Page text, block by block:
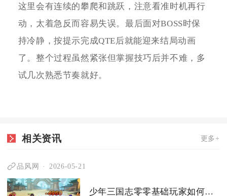
这里会有连续的攀爬和跳跃，注意看准时机再行
动，太着急反而容易失误。最后面对BOSS时保
持冷静，按提示完成QTE后就能迎来结局动画
了。整个过程虽然紧张但掌握技巧后并不难，多
试几次熟悉节奏就好。
相关资讯 更多+
品风网 2026-05-21
少年三国志零零基础玩家如何配备阵容